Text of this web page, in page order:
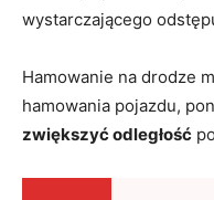
wystarczającego
Hamowanie na drodze
hamowania pojazdu,
zwiększyć odległość